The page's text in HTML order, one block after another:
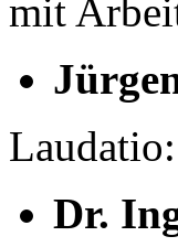
mit
Laudatio:
Dr.